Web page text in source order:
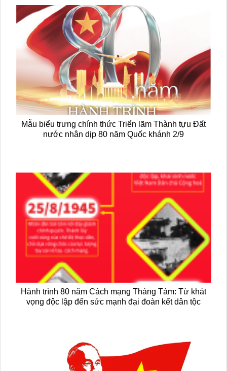
Mẫu biểu trưng chính thức Triển lãm Thành tựu Đất
nước nhân dịp 80 năm Quốc khánh 2/9
Hành trình 80 năm Cách mạng Tháng Tám: Từ khát
vọng độc lập đến sức mạnh đại đoàn kết dân tộc